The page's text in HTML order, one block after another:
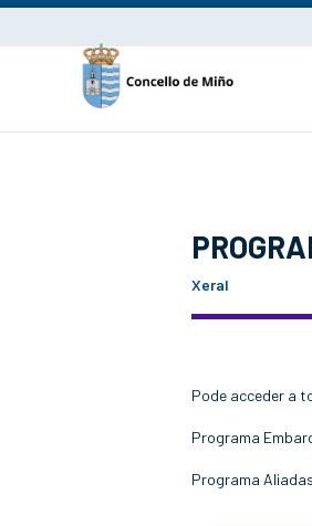
Xeral
Pode acceder a
Programa
Programa Aliadas